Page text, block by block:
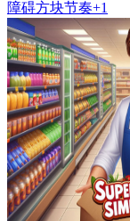
障碍方块节奏+1